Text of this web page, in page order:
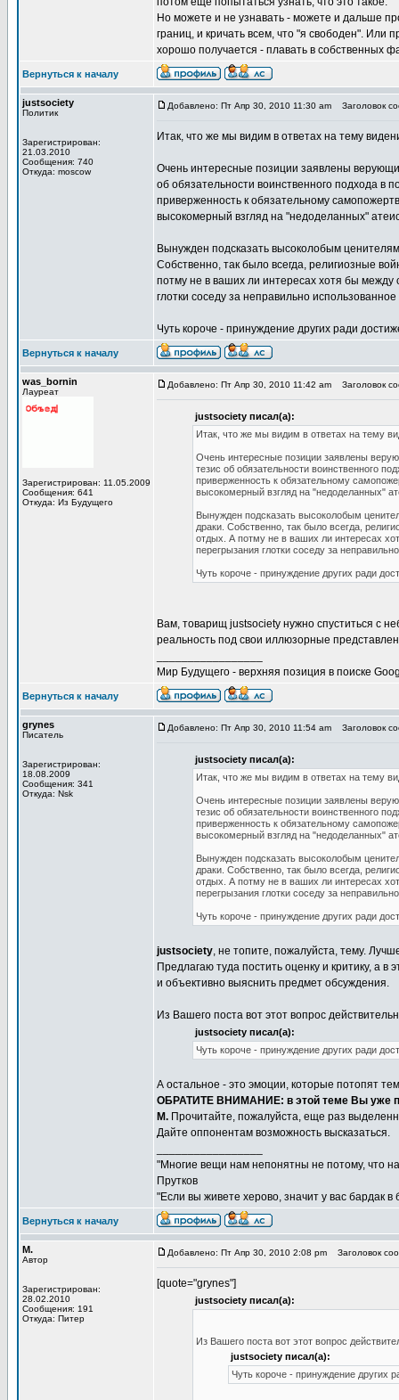
Но можете и не узнавать - можете и дальше
границ, и кричать всем, что "я свободен". Или
хорошо получается - плавать в собственных
Вернуться к началу
justsociety
Политик
Зарегистрирован:
21.03.2010
Сообщения: 740
Откуда: moscow
Добавлено: Пт Апр 30, 2010 11:30 am Заголовок
Итак, что же мы видим в ответах на тему
Очень интересные позиции заявлены
об обязательности воинственного подхода в
приверженность к обязательному
высокомерный взгляд на "недоделанных"
Вынужден подсказать высоколобым
Собственно, так было всегда, религиозные
потму не в ваших ли интересах хотя бы
глотки соседу за неправильно
Чуть короче - принуждение других ради
Вернуться к началу
was_bornin
Лауреат
Зарегистрирован: 11.05.2009
Сообщения: 641
Откуда: Из Будущего
Добавлено: Пт Апр 30, 2010 11:42 am Заголовок
justsociety писал(а):
Итак, что же мы видим в ответах на тему
Очень интересные позиции заявлены
тезис об обязательности воинственного
приверженность к обязательному
высокомерный взгляд на "недоделанных"
Вынужден подсказать высоколобым
драки. Собственно, так было всегда,
отдых. А потму не в ваших ли интересах
перегрызания глотки соседу за
Чуть короче - принуждение других ради
Вам, товарищ justsociety нужно спуститься с
реальность под свои иллюзорные
Мир Будущего - верхняя позиция в поиске
Вернуться к началу
grynes
Писатель
Зарегистрирован:
18.08.2009
Сообщения: 341
Откуда: Nsk
Добавлено: Пт Апр 30, 2010 11:54 am Заголовок
justsociety писал(а):
Итак, что же мы видим в ответах на тему
Очень интересные позиции заявлены
тезис об обязательности воинственного
приверженность к обязательному
высокомерный взгляд на "недоделанных"
Вынужден подсказать высоколобым
драки. Собственно, так было всегда,
отдых. А потму не в ваших ли интересах
перегрызания глотки соседу за
Чуть короче - принуждение других ради
justsociety, не топите, пожалуйста, тему.
Предлагаю туда постить оценку и критику, а
и объективно выяснить предмет обсуждения.
Из Вашего поста вот этот вопрос
justsociety писал(а):
Чуть короче - принуждение других ради
А остальное - это эмоции, которые потопят
ОБРАТИТЕ ВНИМАНИЕ: в этой теме Вы уже
M. Прочитайте, пожалуйста, еще раз
Дайте оппонентам возможность высказаться.
"Многие вещи нам непонятны не потому, что
Прутков
"Если вы живете херово, значит у вас бардак
Вернуться к началу
М.
Автор
Зарегистрирован:
28.02.2010
Сообщения: 191
Откуда: Питер
Добавлено: Пт Апр 30, 2010 2:08 pm Заголовок
[quote="grynes"]
justsociety писал(а):
Из Вашего поста вот этот вопрос
justsociety писал(а):
Чуть короче - принуждение других